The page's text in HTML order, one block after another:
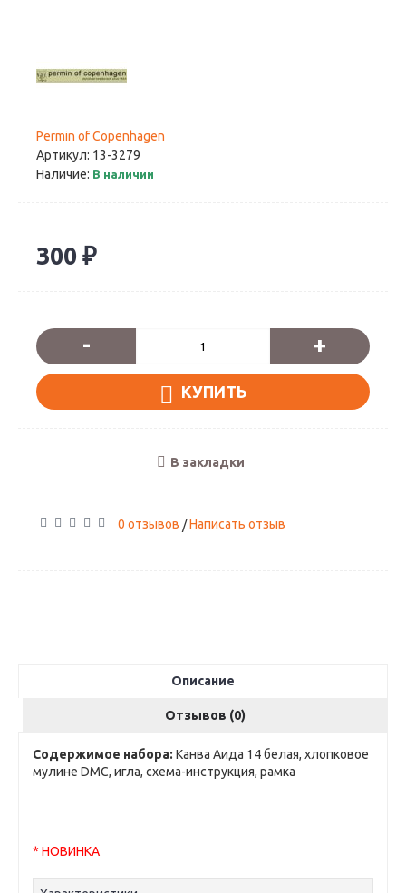
Permin of Copenhagen
Артикул: 13-3279
Наличие: В наличии
300 ₽
- +
КУПИТЬ
В закладки
0 отзывов /Написать отзыв
Описание
Отзывов (0)
Содержимое набора: Канва Аида 14 белая, хлопковое
мулине DMC, игла, схема-инструкция, рамка
* НОВИНКА